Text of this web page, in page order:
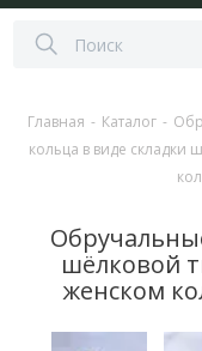
Главная - Каталог -
кольца в виде складки
шёлковой
женском